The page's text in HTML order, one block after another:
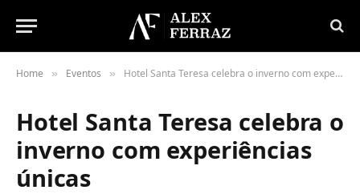
Home » Eventos » Hotel Santa Teresa celebra o inverno com experiências únicas
Hotel Santa Teresa celebra o
inverno com experiências
únicas